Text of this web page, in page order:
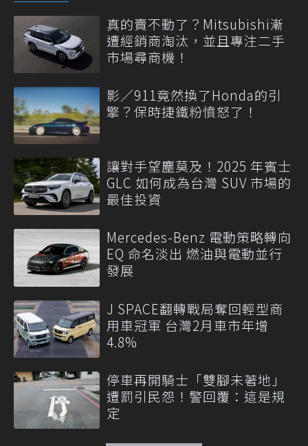
真的賣不動了？Mitsubishi漸
遭經銷商淘汰，並且專注二手
市場尋商機！
影／911竟然換了Honda的引
擎？保時捷鐵粉憤怒了！
讓對手望塵莫及！2025 年賓士
GLC 如何成為台灣 SUV 市場的
最佳投資
Mercedes-Benz 電動策略轉向
EQ 命名淡出 燃油與電動並行
發展
J SPACE翻轉戰局奪回輕型商
用車冠軍 台灣2月車市年增
4.8%
停車再開騎士「雙腳未著地」
遭罰引民怨！警回覆：這是規
定